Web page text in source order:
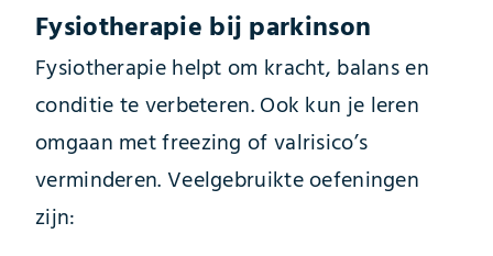
Fysiotherapie bij parkinson
Fysiotherapie helpt om kracht, balans en
conditie te verbeteren. Ook kun je leren
omgaan met freezing of valrisico’s
verminderen. Veelgebruikte oefeningen
zijn: